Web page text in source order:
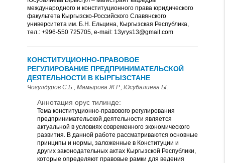
международного и конституционного права юридического
факультета Кыргызско-Российского Славянского
университета им. Б.Н. Ельцина, Кыргызская Республика,
тел.: +996-550 725705, e-mail: 13yrys13@gmail.com
КОНСТИТУЦИОННО-ПРАВОВОЕ
РЕГУЛИРОВАНИЕ ПРЕДПРИНИМАТЕЛЬСКОЙ
ДЕЯТЕЛЬНОСТИ В КЫРГЫЗСТАНЕ
Чогулдуров С.Б., Мамырова Ж.Р., Юсубалиева Ы.
Аннотация орус тилинде:
Тема конституционно-правового регулирования
предпринимательской деятельности является
актуальной в условиях современного экономического
развития. В данной работе рассматриваются основные
принципы и нормы, заложенные в Конституции и
других законодательных актах Кыргызской Республики,
которые определяют правовые рамки для ведения